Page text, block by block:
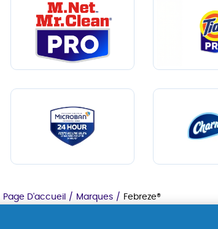
Page D'accueil / Marques / Febreze®